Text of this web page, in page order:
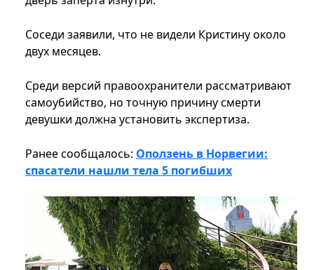
Соседи заявили, что не видели Кристину около
двух месяцев.
Среди версий правоохранители рассматривают
самоубийство, но точную причину смерти
девушки должна установить экспертиза.
Ранее сообщалось: Оползень в Норвегии:
спасатели нашли тела 5 погибших